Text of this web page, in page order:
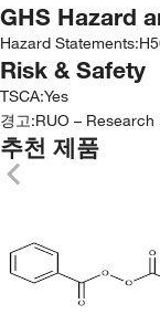
GHS Hazard
Hazard Statements:
Risk & Safety
TSCA:Yes
경고:RUO – Research
추천 제품